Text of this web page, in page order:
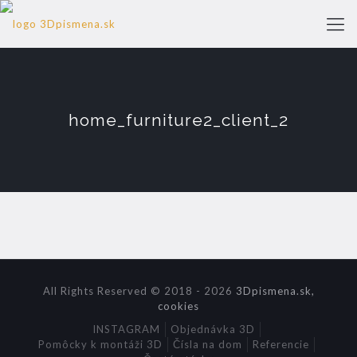
home_furniture2_client_2
All Rights Reserved © 2018 - 2026 3Dpismena.sk,
cookies
INSTAGRAM
Objednávka 3D
Pomôcky k montáži 3D
Čísla na dom
Referencie